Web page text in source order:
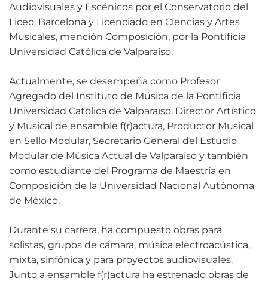
Audiovisuales y Escénicos por el Conservatorio del
Liceo, Barcelona y Licenciado en Ciencias y Artes
Musicales, mención Composición, por la Pontificia
Universidad Católica de Valparaíso.
Actualmente, se desempeña como Profesor
Agregado del Instituto de Música de la Pontificia
Universidad Católica de Valparaíso, Director Artístico
y Musical de ensamble f(r)actura, Productor Musical
en Sello Modular, Secretario General del Estudio
Modular de Música Actual de Valparaíso y también
como estudiante del Programa de Maestría en
Composición de la Universidad Nacional Autónoma
de México.
Durante su carrera, ha compuesto obras para
solistas, grupos de cámara, música electroacústica,
mixta, sinfónica y para proyectos audiovisuales.
Junto a ensamble f(r)actura ha estrenado obras de